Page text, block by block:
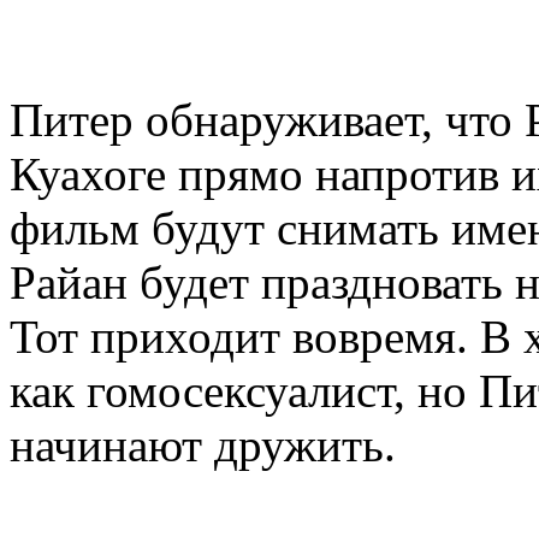
Питер обнаруживает, что
Куахоге прямо напротив
фильм будут снимать
Райан будет праздновать
Тот приходит вовремя. В
как гомосексуалист, но
начинают дружить.